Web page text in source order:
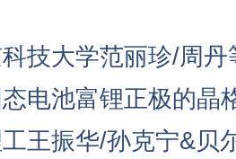
技大学范丽珍/周丹
电池富锂正极的晶
王振华/孙克宁&贝